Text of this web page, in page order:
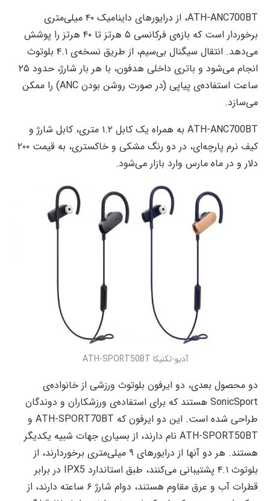
ATH-ANC700BT، از درایورهای داینامیک ۴۰ میلی‌متری
برخوردار است که بازه‌ی فرکانسی ۵ هرتز تا ۴۰ هرتز را پوشش
می‌دهد. انتقال سیگنال بی‌سیم، از طریق نسخه‌ی ۴.۱ بلوتوث
انجام می‌شود و باتری داخلی هدفون، با هر بار شارژ، حدود ۲۵
ساعت استفاده‌ی پیاپی (در صورت روشن بودن ANC) را ممکن
می‌سازد.
ATH-ANC700BT به همراه یک کابل ۱.۲ متری، کابل شارژ و
کیف نرم پارچه‌ای، در دو رنگ مشکی و خاکستری، به قیمت ۲۰۰
دلار و در ماه مارس وارد بازار می‌شود.
آدیو-تکنیکا ATH-SPORT50BT
دو محصول بعدی، دو ایرفون بلوتوث ورزشی از خانواده‌ی
SonicSport هستند که برای استفاده‌ی ورزشکاران و دوندگان
طراحی شده است. این دو ایرفون که ATH-SPORT70BT و
ATH-SPORT50BT نام دارند، از بسیاری جهات شبیه یکدیگر
هستند. هر دو آنها از درایورهای ۹ میلی‌متری برخوردارند، از
بلوتوث ۴.۱ پشتیبانی می‌کنند، طبق استاندارد IPX5 در برابر
قطرات آب و عرق مقاوم هستند، دوام شارژ ۶ ساعته دارند، از